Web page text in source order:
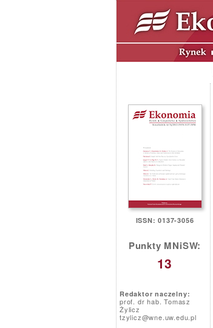
ISSN: 0137-3056
Punkty MNiSW:
13
Redaktor naczelny:
prof. dr hab. Tomasz
Żylicz
tzylicz@wne.uw.edu.pl